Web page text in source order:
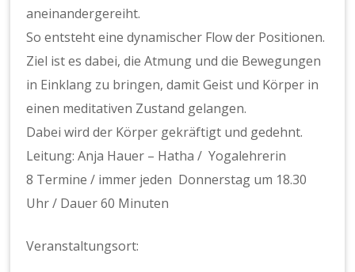
aneinandergereiht.
So entsteht eine dynamischer Flow der Positionen.
Ziel ist es dabei, die Atmung und die Bewegungen
in Einklang zu bringen, damit Geist und Körper in
einen meditativen Zustand gelangen.
Dabei wird der Körper gekräftigt und gedehnt.
Leitung: Anja Hauer – Hatha / Yogalehrerin
8 Termine / immer jeden Donnerstag um 18.30
Uhr / Dauer 60 Minuten
Veranstaltungsort: